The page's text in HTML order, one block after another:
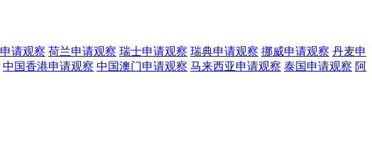
申请观察 荷兰申请观察 瑞士申请观察 瑞典申请观察 挪威申请观察 丹麦申
中国香港申请观察 中国澳门申请观察 马来西亚申请观察 泰国申请观察 阿